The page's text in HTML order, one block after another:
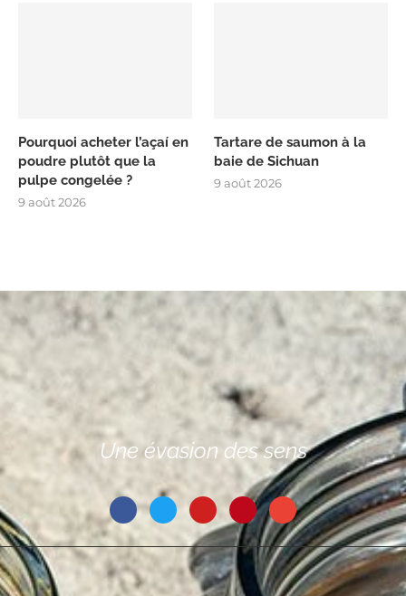
Pourquoi acheter l’açaí en
poudre plutôt que la
pulpe congelée ?
9 août 2026
Tartare de saumon à la
baie de Sichuan
9 août 2026
Une évasion des sens